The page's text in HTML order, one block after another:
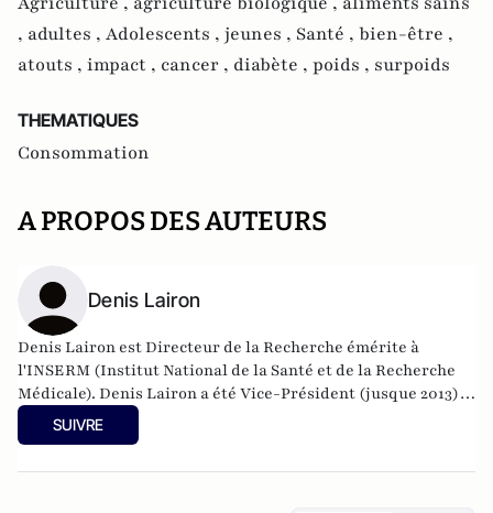
, adultes , Adolescents , jeunes , Santé , bien-être ,
atouts , impact , cancer , diabète , poids , surpoids
THEMATIQUES
Consommation
A PROPOS DES AUTEURS
Denis Lairon
Denis Lairon est Directeur de la Recherche émérite à
l'INSERM (Institut National de la Santé et de la Recherche
Médicale). Denis Lairon a été Vice-Président (jusque 2013),
puis membre de droit de la Société Française de Nutrition.
SUIVRE